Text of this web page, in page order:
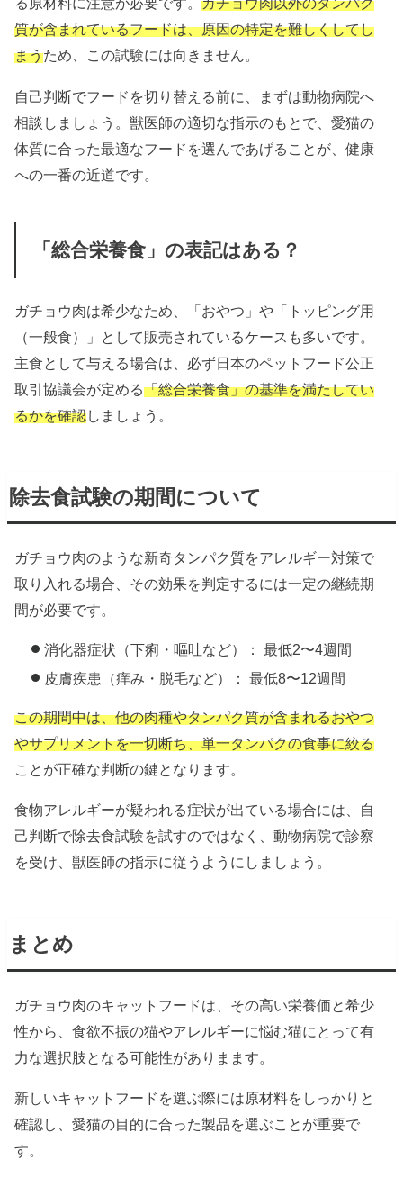
質が含まれているフードは、原因の特定を難しくしてし
まうため、この試験には向きません。
自己判断でフードを切り替える前に、まずは動物病院へ
相談しましょう。獣医師の適切な指示のもとで、愛猫の
体質に合った最適なフードを選んであげることが、健康
への一番の近道です。
「総合栄養食」の表記はある？
ガチョウ肉は希少なため、「おやつ」や「トッピング用
（一般食）」として販売されているケースも多いです。
主食として与える場合は、必ず日本のペットフード公正
取引協議会が定める「総合栄養食」の基準を満たしてい
るかを確認しましょう。
除去食試験の期間について
ガチョウ肉のような新奇タンパク質をアレルギー対策で
取り入れる場合、その効果を判定するには一定の継続期
間が必要です。
消化器症状（下痢・嘔吐など）： 最低2〜4週間
皮膚疾患（痒み・脱毛など）： 最低8〜12週間
この期間中は、他の肉種やタンパク質が含まれるおやつ
やサプリメントを一切断ち、単一タンパクの食事に絞る
ことが正確な判断の鍵となります。
食物アレルギーが疑われる症状が出ている場合には、自
己判断で除去食試験を試すのではなく、動物病院で診察
を受け、獣医師の指示に従うようにしましょう。
まとめ
ガチョウ肉のキャットフードは、その高い栄養価と希少
性から、食欲不振の猫やアレルギーに悩む猫にとって有
力な選択肢となる可能性がありまます。
新しいキャットフードを選ぶ際には原材料をしっかりと
確認し、愛猫の目的に合った製品を選ぶことが重要で
す。